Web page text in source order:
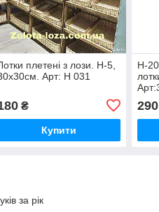
плетені з лози. Н-5,
Арт: Н 031
₴
Купити
Н-
290
за рік